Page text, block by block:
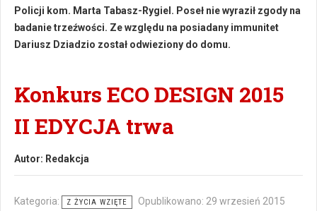
Policji kom. Marta Tabasz-Rygiel. Poseł nie wyraził zgody na
badanie trzeźwości. Ze względu na posiadany immunitet
Dariusz Dziadzio został odwieziony do domu.
Konkurs ECO DESIGN 2015
II EDYCJA trwa
Autor: Redakcja
Kategoria: Z ŻYCIA WZIĘTE
Opublikowano: 29 wrzesień 2015